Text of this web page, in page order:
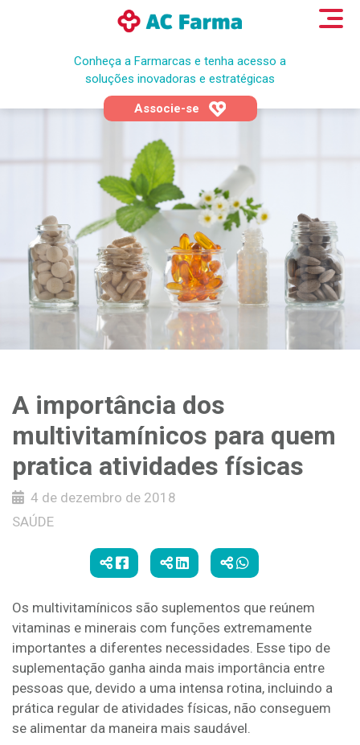
Conheça a Farmarcas e tenha acesso a
soluções inovadoras e estratégicas
Associe-se
A importância dos
multivitamínicos para quem
pratica atividades físicas
4 de dezembro de 2018
SAÚDE
Os multivitamínicos são suplementos que reúnem
vitaminas e minerais com funções extremamente
importantes a diferentes necessidades. Esse tipo de
suplementação ganha ainda mais importância entre
pessoas que, devido a uma intensa rotina, incluindo a
prática regular de atividades físicas, não conseguem
se alimentar da maneira mais saudável.